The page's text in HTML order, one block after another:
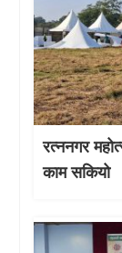
रत्ननगर
काम सकियो